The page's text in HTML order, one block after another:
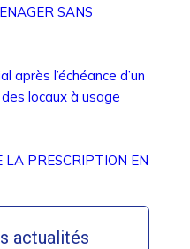
SANS
après l’échéance d’un
locaux à usage
LA PRESCRIPTION EN
actualités